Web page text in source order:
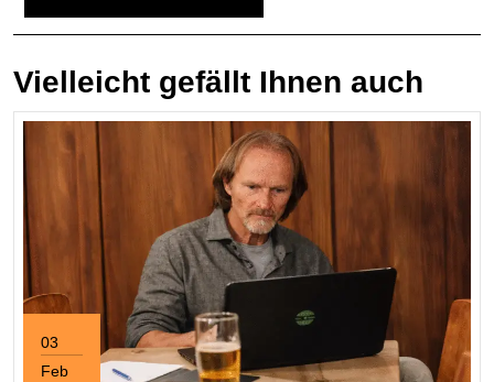
Vielleicht gefällt Ihnen auch
03
Feb